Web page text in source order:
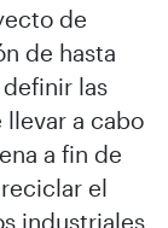
de
de hasta
las
llevar a cabo
a fin de
el
industriales